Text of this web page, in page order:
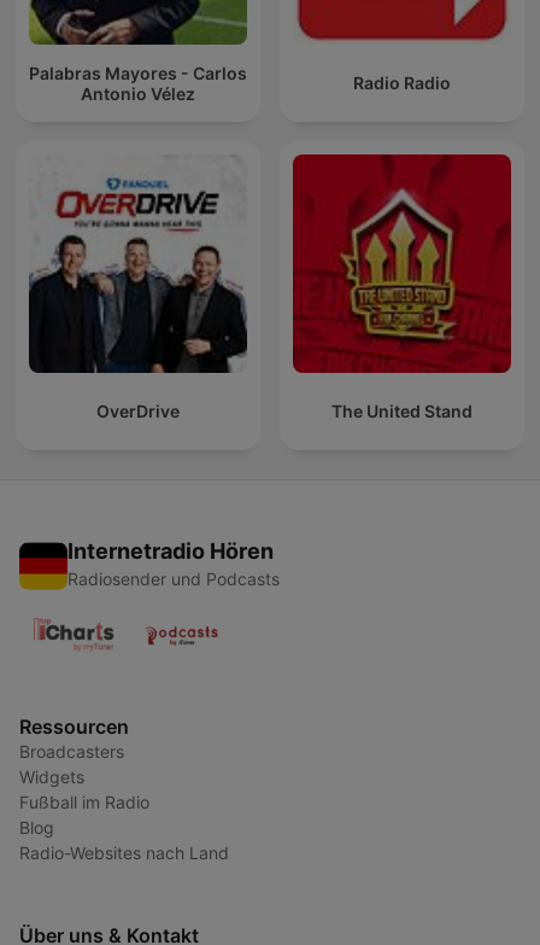
Palabras Mayores - Carlos
Antonio Vélez
Radio Radio
OverDrive The United Stand
Internetradio Hören
Radiosender und Podcasts
Ressourcen
Broadcasters
Widgets
Fußball im Radio
Blog
Radio-Websites nach Land
Über uns & Kontakt